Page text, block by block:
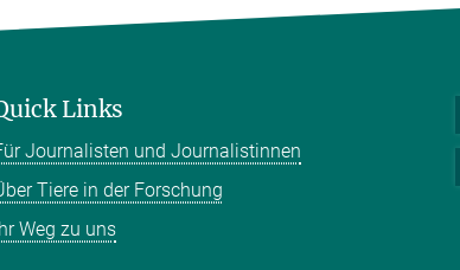
Links
Journalisten und Journalistinnen
Tiere in der Forschung
Weg zu uns